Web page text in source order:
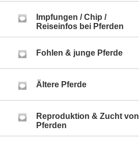
Impfungen / Chip /
Reiseinfos bei Pferden
Fohlen & junge Pferde
Ältere Pferde
Reproduktion & Zucht von
Pferden